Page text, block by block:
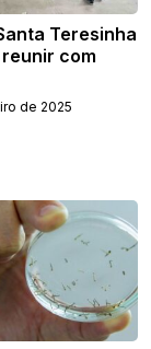
Teresinha
com
de 2025